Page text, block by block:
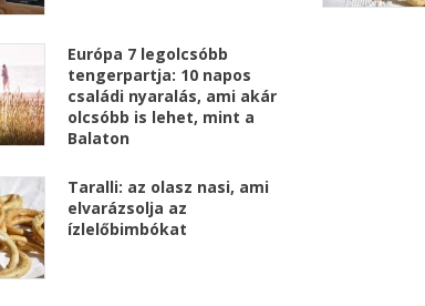
Európa 7 legolcsóbb
tengerpartja: 10 napos
családi nyaralás, ami akár
olcsóbb is lehet, mint a
Balaton
Taralli: az olasz nasi, ami
elvarázsolja az
ízlelőbimbókat